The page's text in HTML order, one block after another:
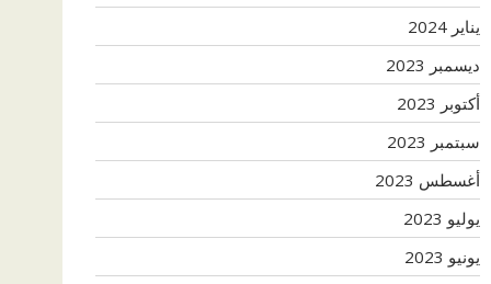
يناير 2024
ديسمبر 2023
أكتوبر 2023
سبتمبر 2023
أغسطس 2023
يوليو 2023
يونيو 2023